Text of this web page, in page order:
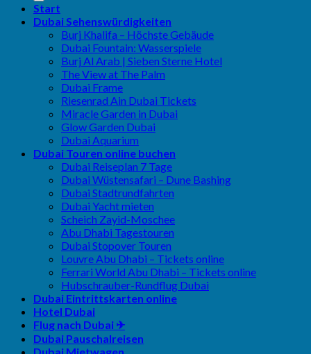
Start
Dubai Sehenswürdigkeiten
Burj Khalifa – Höchste Gebäude
Dubai Fountain: Wasserspiele
Burj Al Arab | Sieben Sterne Hotel
The View at The Palm
Dubai Frame
Riesenrad Ain Dubai Tickets
Miracle Garden in Dubai
Glow Garden Dubai
Dubai Aquarium
Dubai Touren online buchen
Dubai Reiseplan 7 Tage
Dubai Wüstensafari – Dune Bashing
Dubai Stadtrundfahrten
Dubai Yacht mieten
Scheich Zayid-Moschee
Abu Dhabi Tagestouren
Dubai Stopover Touren
Louvre Abu Dhabi – Tickets online
Ferrari World Abu Dhabi – Tickets online
Hubschrauber-Rundflug Dubai
Dubai Eintrittskarten online
Hotel Dubai
Flug nach Dubai ✈
Dubai Pauschalreisen